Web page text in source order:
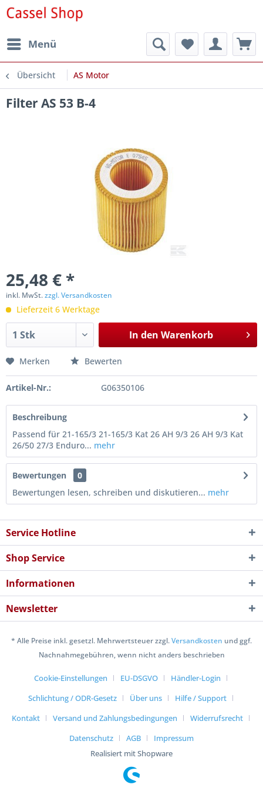
Menü
Übersicht AS Motor
Filter AS 53 B-4
25,48 € *
inkl. MwSt.zzgl. Versandkosten
Lieferzeit 6 Werktage
In den Warenkorb
Merken Bewerten
Artikel-Nr.: G06350106
Beschreibung
Passend für 21-165/3 21-165/3 Kat 26 AH 9/3 26 AH 9/3 Kat
26/50 27/3 Enduro... mehr
Bewertungen
0
Bewertungen lesen, schreiben und diskutieren... mehr
Service Hotline
Shop Service
Informationen
Newsletter
* Alle Preise inkl. gesetzl. Mehrwertsteuer zzgl.Versandkosten und ggf.
Nachnahmegebühren, wenn nicht anders beschrieben
Cookie-Einstellungen EU-DSGVO
Händler-Login
Schlichtung / ODR-Gesetz
Über uns
Hilfe / Support
Kontakt
Versand und Zahlungsbedingungen
Widerrufsrecht
Datenschutz
AGB
Impressum
Realisiert mit Shopware